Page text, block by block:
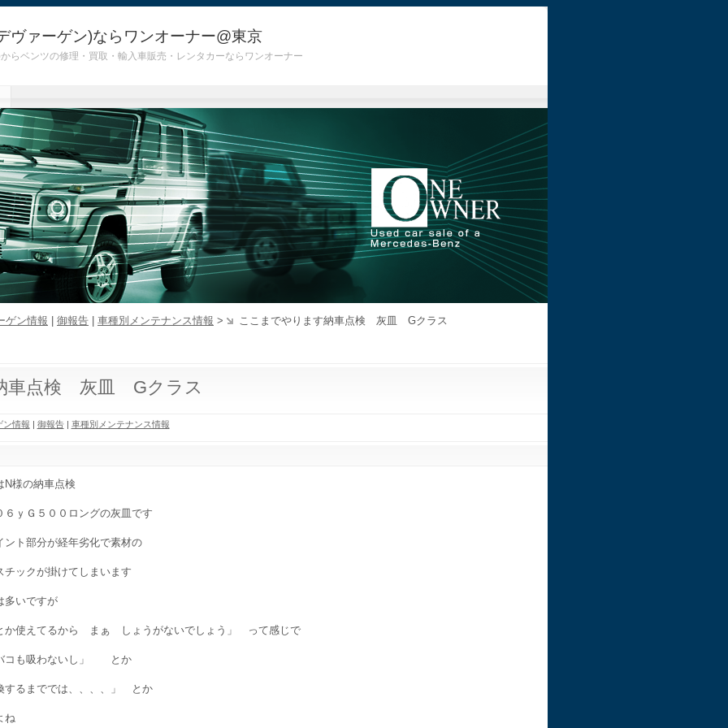
ヴァーゲン)ならワンオーナー@東京
ベンツの修理・買取・輸入車販売・レンタカーならワンオーナー
ゲン情報 御報告 車種別メンテナンス情報 > ここまでやります納車点検 灰皿 Gクラス
車点検 灰皿 Gクラス
ン情報 | 御報告| 車種別メンテナンス情報
N様の納車点検
６ｙＧ５００ロングの灰皿です
ント部分が経年劣化で素材の
チックが掛けてしまいます
多いですが
か使えてるから まぁ しょうがないでしょう」 って感じで
コも吸わないし」 とか
するまででは、、、、」 とか
ね